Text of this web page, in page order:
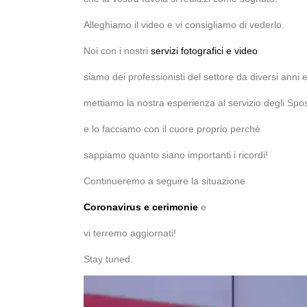
Alleghiamo il video e vi consigliamo di vederlo.
Noi con i nostri servizi fotografici e video
siamo dei professionisti del settore da diversi anni e
mettiamo la nostra esperienza al servizio degli
e lo facciamo con il cuore proprio perchè
sappiamo quanto siano importanti i ricordi!
Continueremo a seguire la situazione
Coronavirus e cerimonie e
vi terremo aggiornati!
Stay tuned.